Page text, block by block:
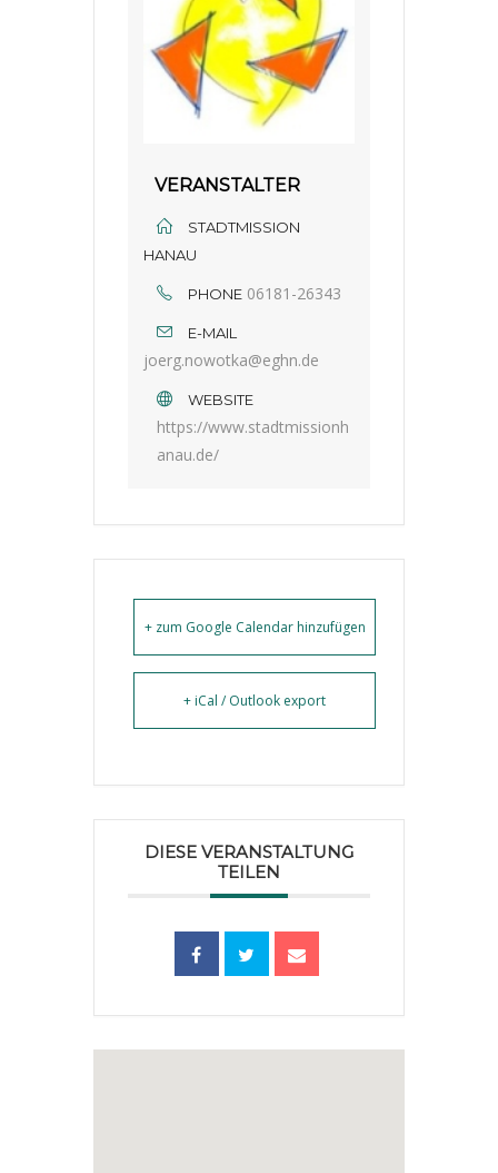
VERANSTALTER
STADTMISSION
HANAU
PHONE 06181-26343
E-MAIL
joerg.nowotka@eghn.de
WEBSITE
https://www.stadtmissionh
anau.de/
+ zum Google Calendar hinzufügen
+ iCal / Outlook export
DIESE VERANSTALTUNG
TEILEN